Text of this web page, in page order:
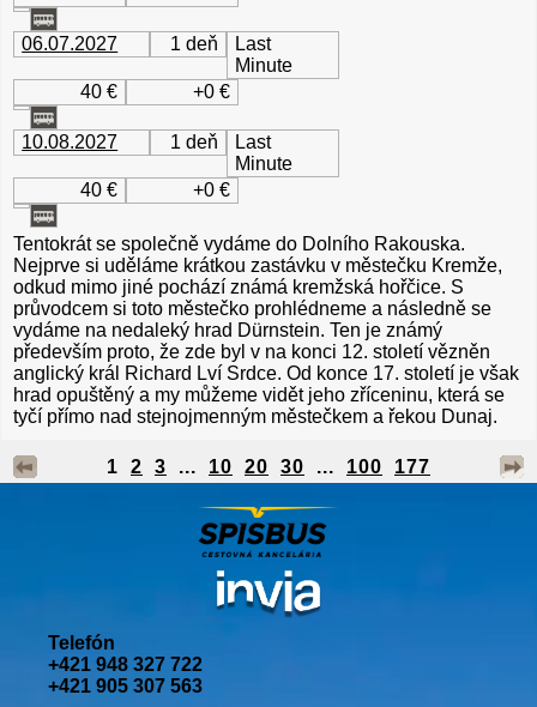
06.07.2027 1 deň
Last
Minute
40 €
+0 €
10.08.2027 1 deň
Last
Minute
40 €
+0 €
Tentokrát se společně vydáme do Dolního Rakouska.
Nejprve si uděláme krátkou zastávku v městečku Kremže,
odkud mimo jiné pochází známá kremžská hořčice. S
průvodcem si toto městečko prohlédneme a následně se
vydáme na nedaleký hrad Dürnstein. Ten je známý
především proto, že zde byl v na konci 12. století vězněn
anglický král Richard Lví Srdce. Od konce 17. století je však
hrad opuštěný a my můžeme vidět jeho zříceninu, která se
tyčí přímo nad stejnojmenným městečkem a řekou Dunaj.
1 2 3 ... 10 20 30 ... 100 177
Telefón
+421 948 327 722
+421 905 307 563